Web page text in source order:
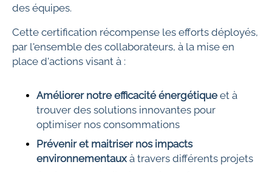
des équipes.
Cette certification récompense les efforts déployés,
par l'ensemble des collaborateurs, à la mise en
place d'actions visant à :
Améliorer notre efficacité énergétiqueet à
trouver des solutions innovantes pour
optimiser nos consommations
Prévenir et maitriser nos impacts
environnementaux à travers différents projets